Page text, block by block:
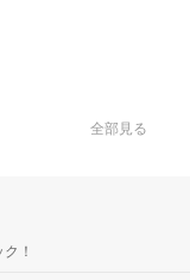
全部見る
！